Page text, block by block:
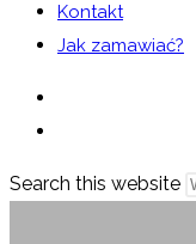
Kontakt
Jak zamawiać?
Search this website